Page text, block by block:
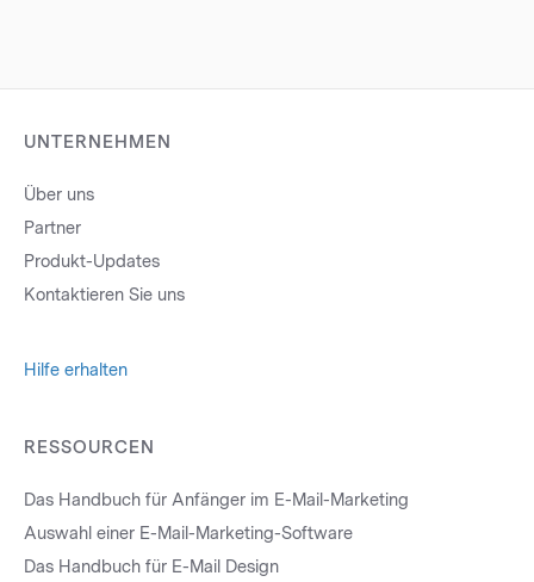
UNTERNEHMEN
Über uns
Partner
Produkt-Updates
Kontaktieren Sie uns
Hilfe erhalten
RESSOURCEN
Das Handbuch für Anfänger im E-Mail-Marketing
Auswahl einer E-Mail-Marketing-Software
Das Handbuch für E-Mail Design